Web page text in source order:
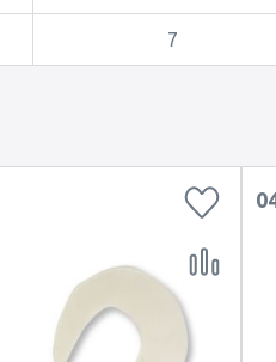
7